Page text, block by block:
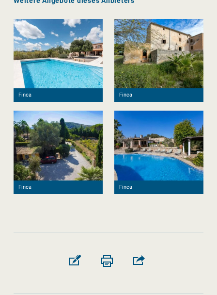
Finca Finca
Finca Finca